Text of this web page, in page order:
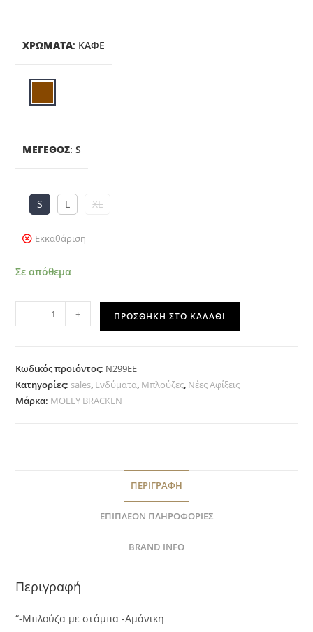
ΧΡΩΜΑΤΑ: ΚΑΦΕ
ΜΈΓΕΘΟΣ: S
S L XL
Εκκαθάριση
Σε απόθεμα
- + ΠΡΟΣΘΉΚΗ ΣΤΟ ΚΑΛΆΘΙ
Κωδικός προϊόντος: N299EE
Κατηγορίες: sales, Ενδύματα, Μπλούζες, Νέες Αφίξεις
Μάρκα: MOLLY BRACKEN
ΠΕΡΙΓΡΑΦΉ
ΕΠΙΠΛΈΟΝ ΠΛΗΡΟΦΟΡΊΕΣ
BRAND INFO
Περιγραφή
“-Μπλούζα με στάμπα -Αμάνικη